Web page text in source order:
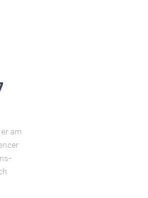
am